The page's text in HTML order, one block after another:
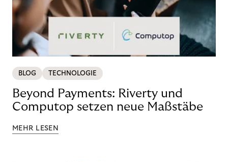
BLOG TECHNOLOGIE
Beyond Payments: Riverty und
Computop setzen neue Maßstäbe
MEHR LESEN